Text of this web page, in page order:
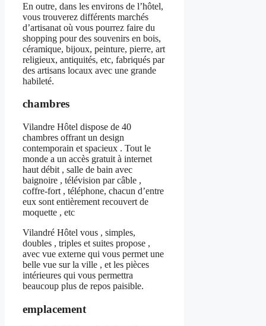
En outre, dans les environs de l’hôtel,
vous trouverez différents marchés
d’artisanat où vous pourrez faire du
shopping pour des souvenirs en bois,
céramique, bijoux, peinture, pierre, art
religieux, antiquités, etc, fabriqués par
des artisans locaux avec une grande
habileté.
chambres
Vilandre Hôtel dispose de 40
chambres offrant un design
contemporain et spacieux . Tout le
monde a un accès gratuit à internet
haut débit , salle de bain avec
baignoire , télévision par câble ,
coffre-fort , téléphone, chacun d’entre
eux sont entièrement recouvert de
moquette , etc
Vilandré Hôtel vous , simples,
doubles , triples et suites propose ,
avec vue externe qui vous permet une
belle vue sur la ville , et les pièces
intérieures qui vous permettra
beaucoup plus de repos paisible.
emplacement